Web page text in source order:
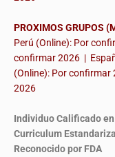
PROXIMOS GRUPOS
Perú (Online): Por
confirmar 2026 |
(Online): Por
2026
Individuo Calificado
Curriculum
Reconocido por FDA